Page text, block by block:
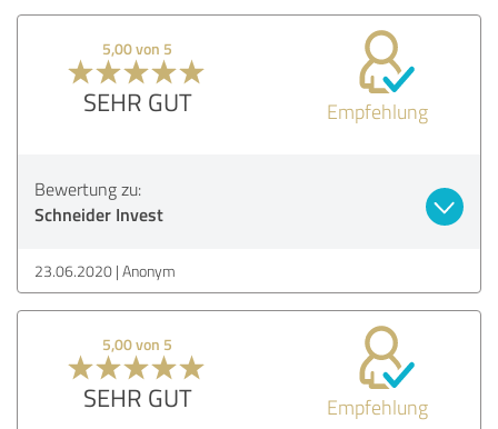
5,00 von 5
SEHR GUT Empfehlung
Bewertung zu:
Schneider Invest
23.06.2020 Anonym
5,00 von 5
SEHR GUT Empfehlung